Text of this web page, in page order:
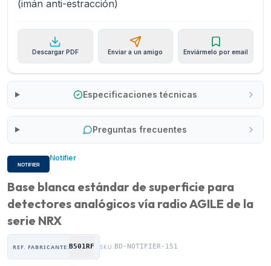
(imán anti-estracción)
Descargar PDF Enviar a un amigo Enviármelo por email
Especificaciones técnicas
Preguntas frecuentes
Notifier
Base blanca estándar de superficie para
detectores analógicos vía radio AGILE de la
serie NRX
REF. FABRICANTE:B501RF SKU:BD-NOTIFIER-151